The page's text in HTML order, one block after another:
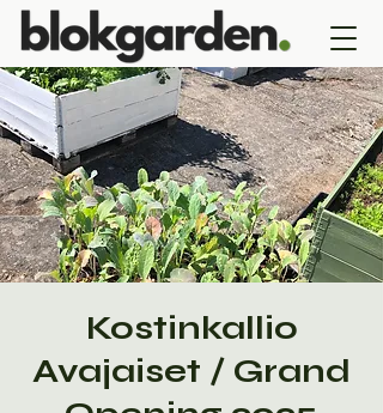
Kostinkallio
Avajaiset / Grand